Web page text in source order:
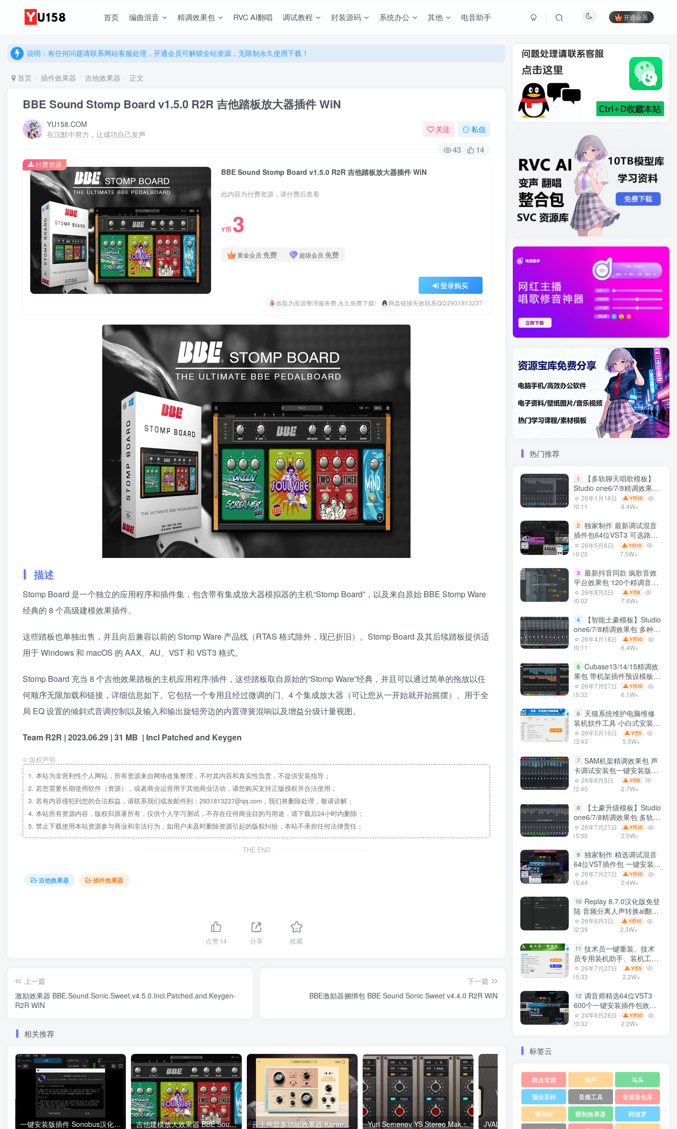
首页 编曲混音 精调效果包 RVC AI翻唱 调试教程 封装源码 系统办公 其他 电音助手 开通会员
说明：有任何问题请联系网站客服处理，开通会员可解锁全站资源，无限制永久使用下载！
说明：有任何问题请联系网站客服处理，开通会员可解锁全站资源，无限制永久使用下载！
首页 插件效果器 吉他效果器 正文
BBE Sound Stomp Board v1.5.0 R2R 吉他踏板放大器插件 WiN
YU158.COM
在沉默中努力，让成功自己发声
关注 私信
43 14
BBE Sound Stomp Board v1.5.0 R2R 吉他踏板放大器插件 WiN
此内容为付费资源，请付费后查看
Y币 3
黄金会员 免费 超级会员 免费
登录购买
收取为资源整理服务费,永久免费下载! 网盘链接失效联系QQ:2931813237
付费资源
描述
Stomp Board 是一个独立的应用程序和插件集，包含带有集成放大器模拟器的主机“Stomp Board”，以及来自原始 BBE Stomp Ware
经典的 8 个高级建模效果插件。
这些踏板也单独出售，并且向后兼容以前的 Stomp Ware 产品线（RTAS 格式除外，现已折旧）。Stomp Board 及其后续踏板提供适
用于 Windows 和 macOS 的 AAX、AU、VST 和 VST3 格式。
Stomp Board 充当 8 个吉他效果踏板的主机应用程序/插件，这些踏板取自原始的“Stomp Ware”经典，并且可以通过简单的拖放以任
何顺序无限加载和链接，详细信息如下。它包括一个专用且经过微调的门、4 个集成放大器（可让您从一开始就开始摇摆）、用于全
局 EQ 设置的倾斜式音调控制以及输入和输出旋钮旁边的内置弹簧混响以及增益分级计量视图。
Team R2R | 2023.06.29 | 31 MB | Incl Patched and Keygen
© 版权声明
1. 本站为非营利性个人网站，所有资源来自网络收集整理，不对其内容和真实性负责，不提供安装指导；
2. 若您需要长期使用软件（资源），或者商业运营用于其他商业活动，请您购买支持正版授权并合法使用；
3. 若有内容侵犯到您的合法权益，请联系我们或发邮件到：2931813237@qq.com，我们将删除处理，敬请谅解；
4. 本站所有资源内容，版权归原著所有，仅供个人学习测试，不存在任何商业目的与用途，请下载后24小时内删除；
5. 禁止下载使用本站资源参与商业和非法行为，如用户未及时删除资源引起的版权纠纷，本站不承担任何法律责任；
THE END
吉他效果器 插件效果器
点赞14 分享 收藏
上一篇
激励效果器 BBE.Sound.Sonic.Sweet.v4.5.0.Incl.Patched.and.Keygen-
R2R WIN
下一篇
BBE激励器捆绑包 BBE Sound Sonic Sweet v4.4.0 R2R WiN
相关推荐
一键安装版插件 Sonobus汉化版 WIN 吉他建模放大效果器 BBE Sound Stomp Board v1.4.0 WIN 云上声音多功能效果器 Karanyi Sounds Cloudmax v1.0.0 WIN/MAC Yuri Semenov YS Stereo Makeup v1.0.1 WiN/Mac JVAL Audio Stereoize 1.0.0 WiN
热门推荐
1
【多轨聊天唱歌模板】
Studio one6/7/8精调效果包
多种效果模式 声卡调试好直
播预设模板
26年1月18日
20:11
Y币15
8.4W+
2 独家制作 最新调试混音
插件包64位VST3 可选路径
一键安装550个效果器合集
v3.0 WiN 支持定制
26年5月6日
10:20
Y币10
7.5W+
3 最新抖音同款 疯歌音效
平台效果包 120个精调音效
包+软件自带170个音效
+600个插件 带安装教程全
26年8月2日
00:02
Y币8
7.4W+
4
【智能土豪模板】Studio
one6/7/8精调效果包 多种效
果模式可选 声卡调试好预设
带插件全套文件
26年4月18日
00:11
Y币10
6.4W+
5 Cubase13/14/15精调效
果包 带机架插件预设模板
声卡调试好效果工程文件
26年7月27日
15:32
Y币10
6.1W+
6
天猫系统维护电脑维修
装机软件工具 小白式安装
完全一键安装系统 电脑系统
装机软件 一键重装系统
26年5月16日
23:43
Y币5
5.5W+
7 SAM机架精调效果包 声
卡调试安装包一键安装版模
板 带插件预设效果文件
26年6月3日
22:40
Y币8
2.7W+
8
【土豪升级模板】Studio
one6/7/8精调效果包 多轨道
效果模式可选 声卡调试好预
设模板 带插件全套文件
26年7月27日
15:30
Y币15
2.5W+
9 独家制作 精选调试混音
64位VST插件包 一键安装
600个效果器合集v2.0 WiN
支持定制
26年7月27日
15:44
Y币10
2.4W+
10 Replay 8.7.0汉化版免登
陆 音频分离人声转换ai翻唱
支持50系显卡 一键安装
WiN
26年6月3日
22:39
Y币10
2.3W+
11 技术员一键重装、技术
员专用装机助手、装机工
具、电脑系统装机软件丶一
键安装系统
26年7月27日
15:33
Y币5
2.2W+
12 调音师精选64位VST3
600个一键安装插件包效果
器集合10G WiN
24年6月28日
23:32
Y币10
2.2W+
标签云
鼓点音源 魅声
马头
预设采样
音频工具
音源音色库
雅马哈
限制效果器
阿波罗